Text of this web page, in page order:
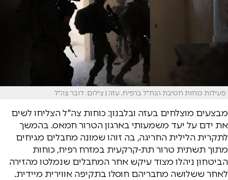
פעילות כוחות חטיבת הנח"ל ברפיח, עזה | צילום: דובר צה"ל
מבצעים מוצלחים בעזה ובלבנון: כוחות צה"ל הצליחו לשים
את ידם על יעד משמעותי בארגון הטרור חמאס. בהמשך
לתקרית הלילית החריגה, בה זוהו שמונה מחבלים מגיחים
מתוך תשתית טרור תת-קרקעית במזרח רפיח, כוחות
הביטחון ניהלו מצוד עיקש אחר המחבלים שנמלטו מהזירה
לאחר ששלושה מחבריהם חוסלו בתקיפה אווירית מיידית.